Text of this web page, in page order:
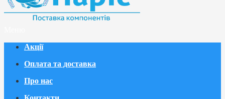
Акції
Оплата та доставка
Про нас